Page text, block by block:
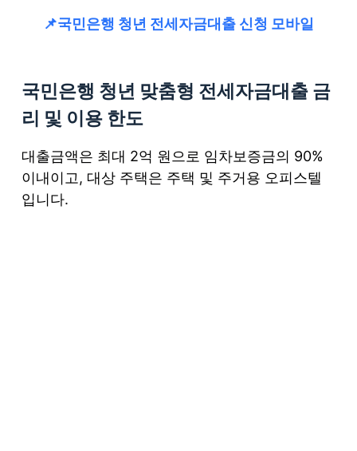
📌국민은행 청년 전세자금대출 신청 모바일
국민은행 청년 맞춤형 전세자금대출 금
리 및 이용 한도
대출금액은 최대 2억 원으로 임차보증금의 90%
이내이고, 대상 주택은 주택 및 주거용 오피스텔
입니다.